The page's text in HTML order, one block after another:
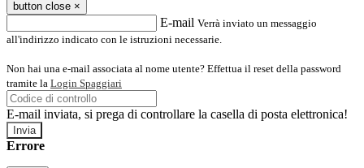
button close ×
E-mail Verrà inviato un messaggio
all'indirizzo indicato con le istruzioni necessarie.
Non hai una e-mail associata al nome utente? Effettua il reset della password
tramite la Login Spaggiari
E-mail inviata, si prega di controllare la casella di posta elettronica!
Errore